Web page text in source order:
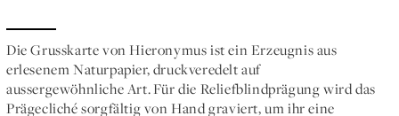
Die Grusskarte von Hieronymus ist ein Erzeugnis aus
erlesenem Naturpapier, druckveredelt auf
aussergewöhnliche Art. Für die Reliefblindprägung wird das
Prägecliché sorgfältig von Hand graviert, um ihr eine